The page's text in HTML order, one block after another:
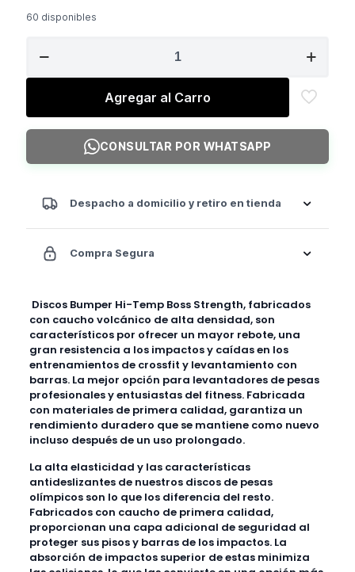
$490.000.
60 disponibles
Discos
260
lbs
Agregar al Carro
CONSULTAR POR WHATSAPP
Despacho a domicilio y retiro en tienda
Compra Segura
Discos Bumper Hi-Temp Boss Strength, fabricados
con caucho volcánico de alta densidad, son
característicos por ofrecer un mayor rebote, una
gran resistencia a los impactos y caídas en los
entrenamientos de crossfit y levantamiento con
barras. La mejor opción para levantadores de pesas
profesionales y entusiastas del fitness. Fabricada
con materiales de primera calidad, garantiza un
rendimiento duradero que se mantiene como nuevo
incluso después de un uso prolongado.
La alta elasticidad y las características
antideslizantes de nuestros discos de pesas
olímpicos son lo que los diferencia del resto.
Fabricados con caucho de primera calidad,
proporcionan una capa adicional de seguridad al
proteger sus pisos y barras de los impactos. La
absorción de impactos superior de estas minimiza